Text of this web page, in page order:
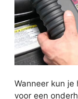
Wanneer kun
voor een